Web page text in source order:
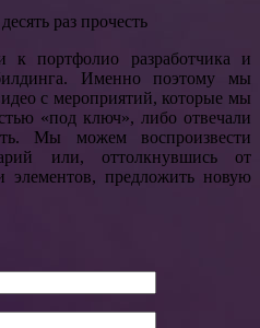
раз прочесть
портфолио разработчика и
Именно поэтому мы
с мероприятий, которые мы
«под ключ», либо отвечали
Мы можем воспроизвести
или, оттолкнувшись от
элементов, предложить новую